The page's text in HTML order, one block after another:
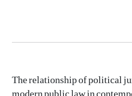
The relationship of political